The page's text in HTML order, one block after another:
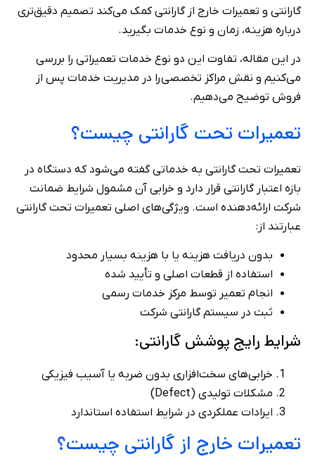
گارانتی و تعمیرات خارج از گارانتی کمک می‌کند تصمیم دقیق‌تری
درباره هزینه، زمان و نوع خدمات بگیرید.
در این مقاله، تفاوت این دو نوع خدمات تعمیراتی را بررسی
می‌کنیم و نقش مراکز تخصصی را در مدیریت خدمات پس از
فروش توضیح می‌دهیم.
تعمیرات تحت گارانتی چیست؟
تعمیرات تحت گارانتی به خدماتی گفته می‌شود که دستگاه در
بازه اعتبار گارانتی قرار دارد و خرابی آن مشمول شرایط ضمانت
شرکت ارائه‌دهنده است. ویژگی‌های اصلی تعمیرات تحت گارانتی
عبارتند از:
بدون دریافت هزینه یا با هزینه بسیار محدود
استفاده از قطعات اصلی و تأیید شده
انجام تعمیر توسط مرکز خدمات رسمی
ثبت در سیستم گارانتی شرکت
شرایط رایج پوشش گارانتی:
خرابی‌های سخت‌افزاری بدون ضربه یا آسیب فیزیکی
مشکلات تولیدی (Defect)
ایرادات عملکردی در شرایط استفاده استاندارد
تعمیرات خارج از گارانتی چیست؟